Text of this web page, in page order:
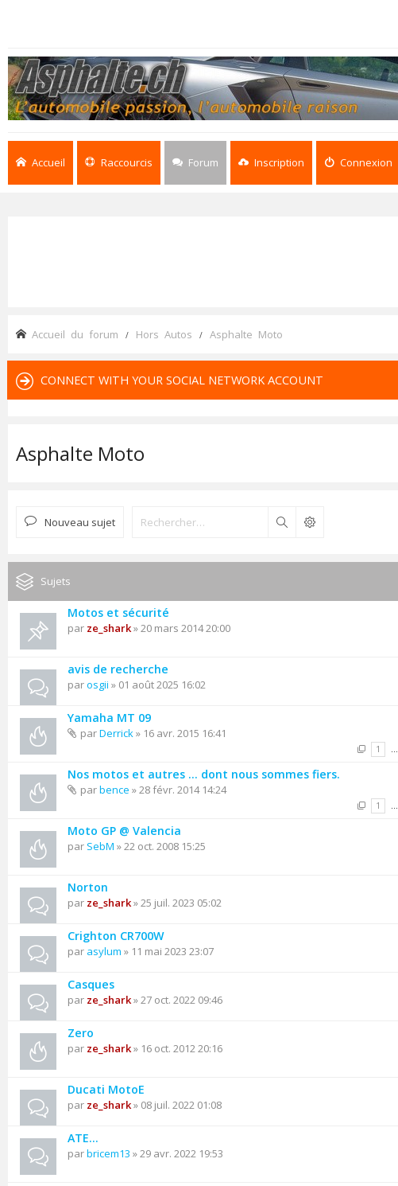
Accueil Raccourcis Forum Inscription Connexion
Accueil du forum Hors Autos Asphalte Moto
CONNECT WITH YOUR SOCIAL NETWORK ACCOUNT
Asphalte Moto
Nouveau sujet Rechercher
Sujets
Motos et sécurité
par ze_shark» 20 mars 2014 20:00
avis de recherche
parosgii » 01 août 2025 16:02
Yamaha MT 09
parDerrick» 16 avr. 2015 16:41
1 …
Nos motos et autres ... dont nous sommes fiers.
parbence » 28 févr. 2014 14:24
1 …
Moto GP @ Valencia
par SebM » 22 oct. 2008 15:25
Norton
par ze_shark» 25 juil. 2023 05:02
Crighton CR700W
par asylum » 11 mai 2023 23:07
Casques
par ze_shark» 27 oct. 2022 09:46
Zero
par ze_shark» 16 oct. 2012 20:16
Ducati MotoE
par ze_shark» 08 juil. 2022 01:08
ATE...
parbricem13 » 29 avr. 2022 19:53